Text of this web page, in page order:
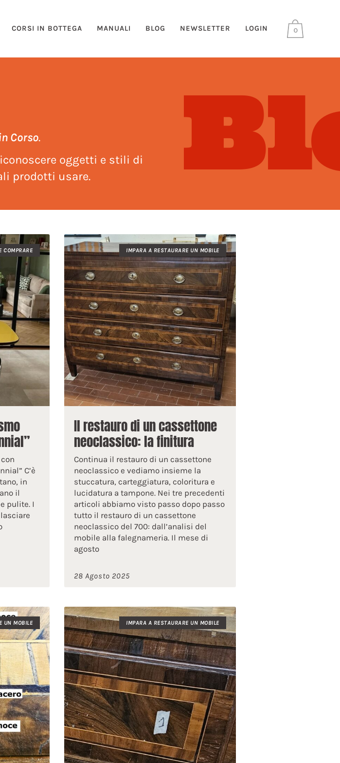
0
CORSI IN BOTTEGA MANUALI BLOG NEWSLETTER LOGIN
Corso.
oggetti e stili di
prodotti usare.
COMPRARE
C’è
in
il
pulite. I
IMPARA A RESTAURARE UN MOBILE
Il restauro di un cassettone
neoclassico: la finitura
Continua il restauro di un cassettone
neoclassico e vediamo insieme la
stuccatura, carteggiatura, coloritura e
lucidatura a tampone. Nei tre precedenti
articoli abbiamo visto passo dopo passo
tutto il restauro di un cassettone
neoclassico del 700: dall’analisi del
mobile alla falegnameria. Il mese di
agosto
28 Agosto 2025
UN MOBILE IMPARA A RESTAURARE UN MOBILE